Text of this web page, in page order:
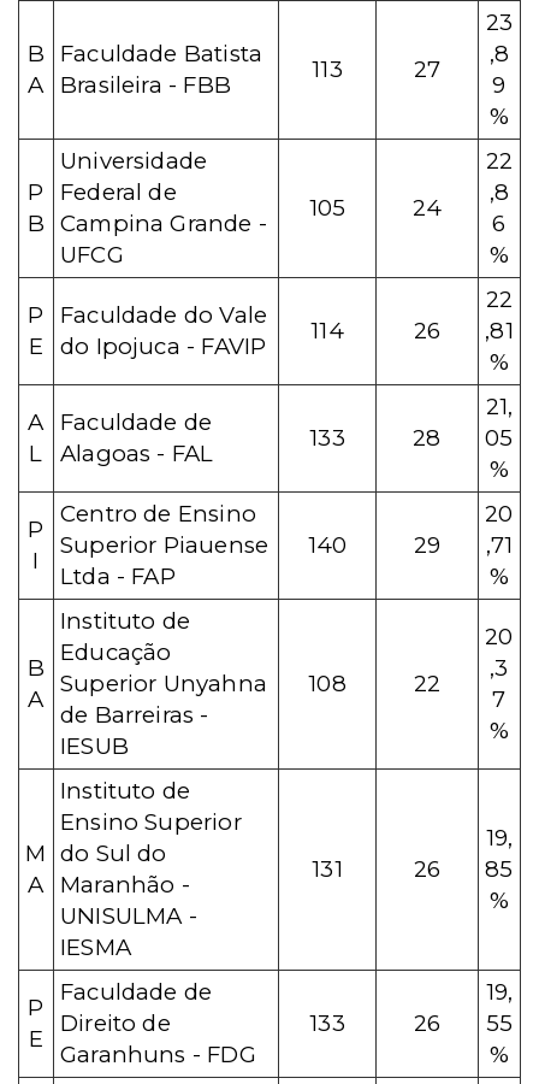
B
A
Faculdade Batista
Brasileira - FBB
113 27
23
,8
9
%
P
B
Universidade
Federal de
Campina Grande -
UFCG
105 24
22
,8
6
%
P
E
Faculdade do Vale
do Ipojuca - FAVIP
114 26
22
,81
%
A
L
Faculdade de
Alagoas - FAL
133 28
21,
05
%
P
I
Centro de Ensino
Superior Piauense
Ltda - FAP
140 29
20
,71
%
B
A
Instituto de
Educação
Superior Unyahna
de Barreiras -
IESUB
108 22
20
,3
7
%
M
A
Instituto de
Ensino Superior
do Sul do
Maranhão -
UNISULMA -
IESMA
131 26
19,
85
%
P
E
Faculdade de
Direito de
Garanhuns - FDG
133 26
19,
55
%